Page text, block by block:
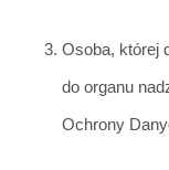
Osoba, której
do organu
Ochrony